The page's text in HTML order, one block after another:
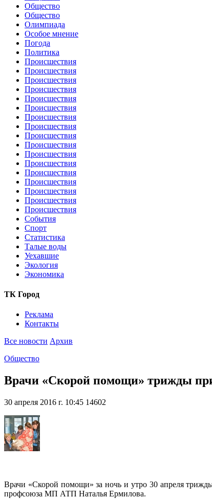
Общество
Общество
Олимпиада
Особое мнение
Погода
Политика
Происшествия
Происшествия
Происшествия
Происшествия
Происшествия
Происшествия
Происшествия
Происшествия
Происшествия
Происшествия
Происшествия
Происшествия
Происшествия
Происшествия
Происшествия
Происшествия
Происшествия
События
Спорт
Статистика
Талые воды
Уехавшие
Экология
Экономика
ТК Город
Реклама
Контакты
Все новости Архив
Общество
Врачи «Скорой помощи» трижды
30 апреля 2016 г. 10:45 14602
Врачи «Скорой помощи» за ночь и утро 30 апреля
профсоюза МП АТП Наталья Ермилова.